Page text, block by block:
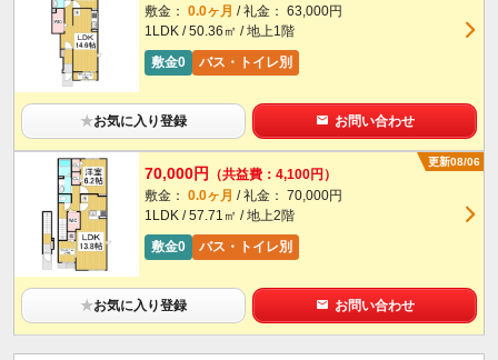
敷金： 0.0ヶ月 / 礼金： 63,000円
1LDK / 50.36㎡ / 地上1階
敷金0
バス・トイレ別
★お気に入り登録 お問い合わせ
更新08/06
70,000円
（共益費：4,100円）
敷金： 0.0ヶ月 / 礼金： 70,000円
1LDK / 57.71㎡ / 地上2階
敷金0
バス・トイレ別
★お気に入り登録 お問い合わせ